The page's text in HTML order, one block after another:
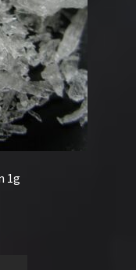
1g